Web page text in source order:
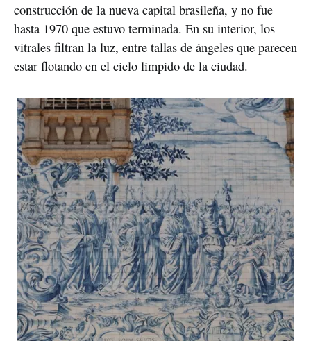
construcción de la nueva capital brasileña, y no fue
hasta 1970 que estuvo terminada. En su interior, los
vitrales filtran la luz, entre tallas de ángeles que parecen
estar flotando en el cielo límpido de la ciudad.